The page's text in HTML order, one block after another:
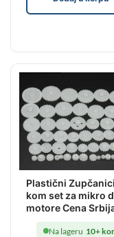
Plastični
kom set za mikro
motore Cena
Na lageru 10+